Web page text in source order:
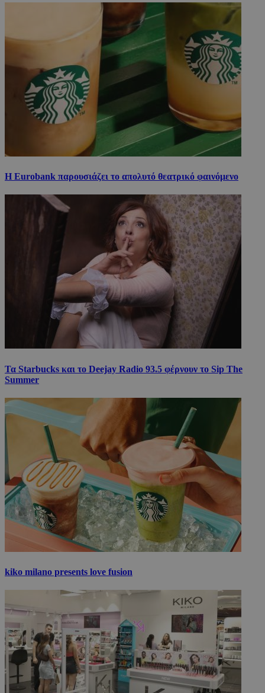
Η Eurobank παρουσιάζει το απολυτό θεατρικό φαινόμενο
Τα Starbucks και το Deejay Radio 93.5 φέρνουν το Sip The
Summer
kiko milano presents love fusion